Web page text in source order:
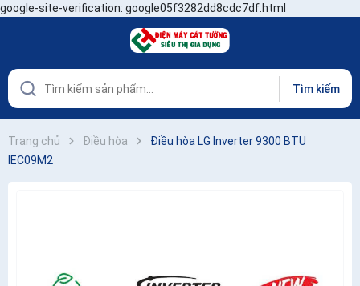
google-site-verification: google05f3282dd8cdc7df.html
Tìm kiếm
Trang chủ Điều hòa
Điều hòa LG Inverter 9300 BTU
IEC09M2